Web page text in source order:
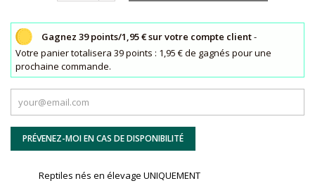
Gagnez 39 points/1,95 € sur votre compte client-
Votre panier totalisera 39 points : 1,95 € de gagnés pour une
prochaine commande.
PRÉVENEZ-MOI EN CAS DE DISPONIBILITÉ
Reptiles nés en élevage UNIQUEMENT